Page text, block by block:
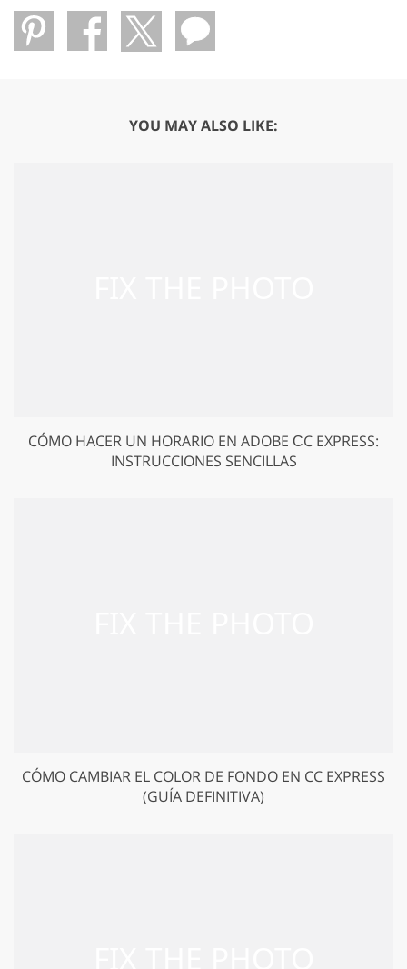
YOU MAY ALSO LIKE:
CÓMO HACER UN HORARIO EN ADOBE СC EXPRESS:
INSTRUCCIONES SENCILLAS
CÓMO CAMBIAR EL COLOR DE FONDO EN CC EXPRESS
(GUÍA DEFINITIVA)